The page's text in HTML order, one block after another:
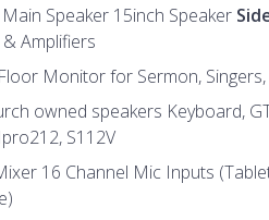
Main Speaker 15inch Speaker
& Amplifiers
Monitor for Sermon,
owned speakers Keyboard,
S112V
16 Channel Mic Inputs